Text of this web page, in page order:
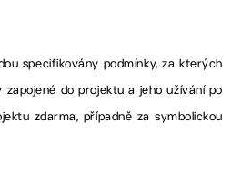
specifikovány podmínky, za kterých
do projektu a jeho užívání po
zdarma, případně za symbolickou